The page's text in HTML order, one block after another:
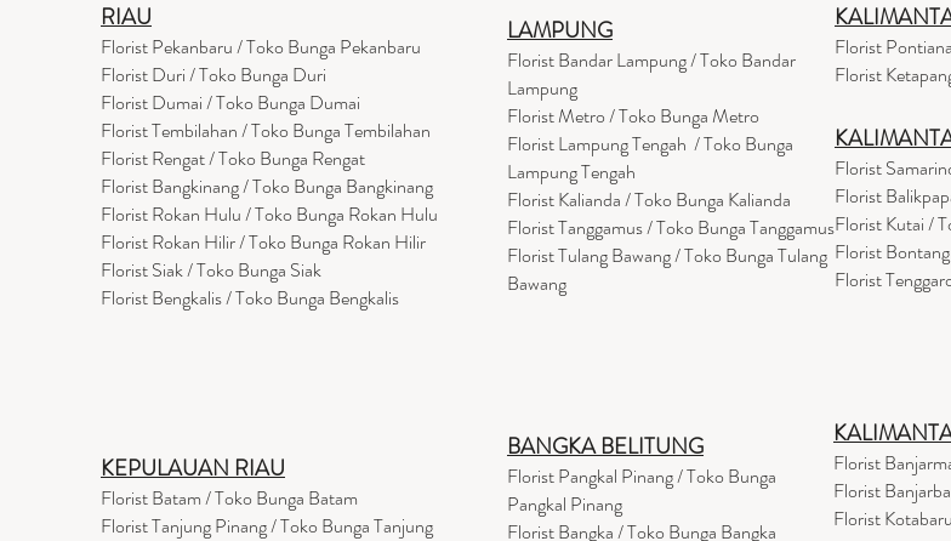
RIAU
Florist Pekanbaru / Toko Bunga Pekanbaru
Florist Duri / Toko Bunga Duri
Florist Dumai / Toko Bunga Dumai
Florist Tembilahan / Toko Bunga Tembilahan
Florist Rengat / Toko Bunga Rengat
Florist Bangkinang / Toko Bunga Bangkinang
Florist Rokan Hulu / Toko Bunga Rokan Hulu
Florist Rokan Hilir / Toko Bunga Rokan Hilir
Florist Siak / Toko Bunga Siak
Florist Bengkalis / Toko Bunga Bengkalis
LAMPUNG
Florist Bandar Lampung / Toko Bandar
Lampung
Florist Metro / Toko Bunga Metro
Florist Lampung Tengah / Toko Bunga
Lampung Tengah
Florist Kalianda / Toko Bunga Kalianda
Florist Tanggamus / Toko Bunga Tanggamus
Florist Tulang Bawang / Toko Bunga Tulang
Bawang
Florist
Florist
Florist
Florist
Florist Kutai /
Florist
Florist
KEPULAUAN RIAU
Florist Batam / Toko Bunga Batam
Florist Tanjung Pinang / Toko Bunga Tanjung
Florist
Florist
Florist
BANGKA BELITUNG
Florist Pangkal Pinang / Toko Bunga
Pangkal Pinang
Florist Bangka / Toko Bunga Bangka